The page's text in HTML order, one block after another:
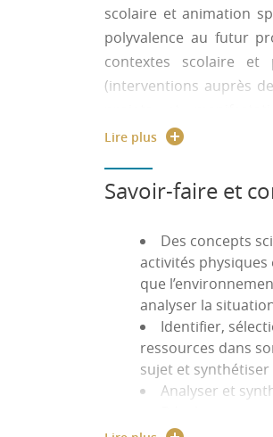
scolaire et animation
polyvalence au futur
contextes scolaire et
(interventions auprès
conduisent et animent
Lire plus
Savoir-faire et
Des concepts
activités
que
analyser la
Identifier,
ressources dans
sujet et
Analyser et